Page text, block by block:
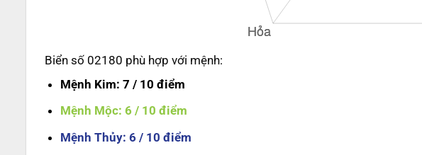
Biển số 02180 phù hợp với mệnh:
Mệnh Kim: 7 / 10 điểm
Mệnh Mộc: 6 / 10 điểm
Mệnh Thủy: 6 / 10 điểm